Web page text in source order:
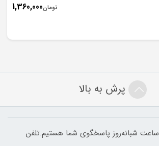
تومان1,360,000
پرش به بالا
هفت روز هفته ، 24 ساعت شبانه‌روز پاسخگوی شما هستیم.تلفن